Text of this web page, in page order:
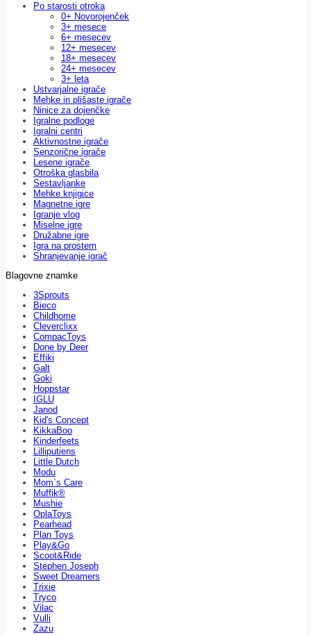
Po starosti otroka
0+ Novorojenček
3+ mesece
6+ mesecev
12+ mesecev
18+ mesecev
24+ mesecev
3+ leta
Ustvarjalne igrače
Mehke in plišaste igrače
Ninice za dojenčke
Igralne podloge
Igralni centri
Aktivnostne igrače
Senzorične igrače
Lesene igrače
Otroška glasbila
Sestavljanke
Mehke knjigice
Magnetne igre
Igranje vlog
Miselne igre
Družabne igre
Igra na prostem
Shranjevanje igrač
Blagovne znamke
3Sprouts
Bieco
Childhome
Cleverclixx
CompacToys
Done by Deer
Effiki
Galt
Goki
Hoppstar
IGLU
Janod
Kid's Concept
KikkaBoo
Kinderfeets
Lilliputiens
Little Dutch
Modu
Mom`s Care
Muffik®
Mushie
OplaToys
Pearhead
Plan Toys
Play&Go
Scoot&Ride
Stephen Joseph
Sweet Dreamers
Trixie
Tryco
Vilac
Vulli
Zazu